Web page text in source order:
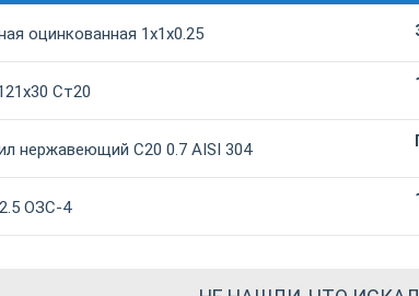
оцинкованная 1х1х0.25
Ст20
нержавеющий С20 0.7 AISI 304
ОЗС-4